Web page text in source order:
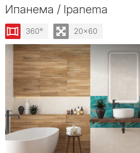
Ипанема / Ipanema
360° 20x60